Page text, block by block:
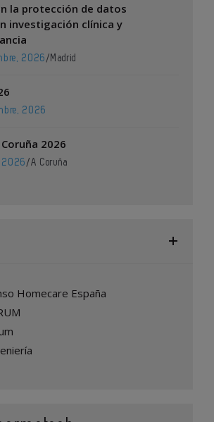
la protección de datos
investigación clínica y
2026 / Madrid
2026
2026
2026 /A Coruña
Homecare España